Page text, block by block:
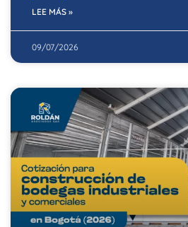
LEE MÁS »
09/07/2026